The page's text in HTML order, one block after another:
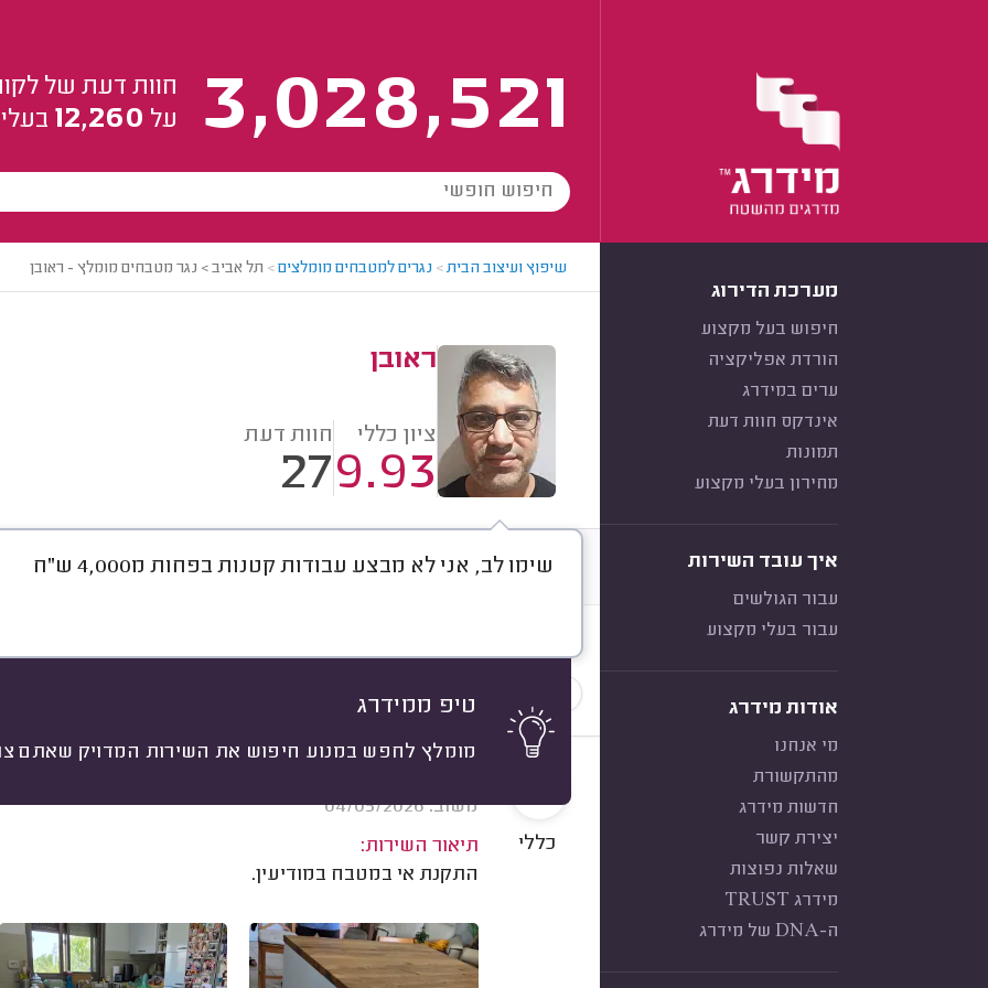
3,028,521
חוות דעת של
על 12,260
מערכת הדירוג
חיפוש בעל מקצוע
הורדת אפליקציה
ערים במידרג
אינדקס חוות דעת
תמונות
מחירון בעלי מקצוע
איך עובד השירות
עבור הגולשים
עבור בעלי מקצוע
אודות מידרג
מי אנחנו
מהתקשורת
חדשות מידרג
יצירת קשר
שאלות נפוצות
מידרג TRUST
ה-DNA של מידרג
שיפוץ ועיצוב הבית> נגרים למטבחים מומלצים> תל אביב > נגר מטבחים מומלץ - ראובן
ראובן
ציון כללי
9.93
חוות דעת
27
שימו לב, אני לא מבצע עבודות קטנות בפחות מ4,000 ש"ח
טיפ ממידרג
מומלץ לחפש במנוע חיפוש את השירות המדויק שאתם
דברו איתי חוות דעת ממוצע גלריה
בניית מטבח קומפלט
משוב: 04/05/2026
תיאור השירות:
התקנת אי במטבח במודיעין.
10
כללי